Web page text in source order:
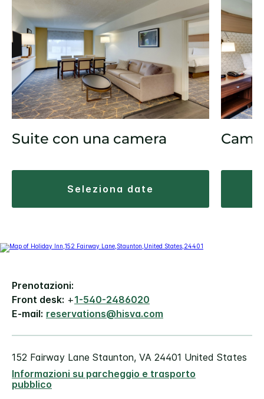
Suite con una camera
seleziona date
Prenotazioni:
Front desk: +1-540-2486020
E-mail: reservations@hisva.com
152 Fairway Lane Staunton, VA 24401 United States
Informazioni su parcheggio e trasporto
pubblico